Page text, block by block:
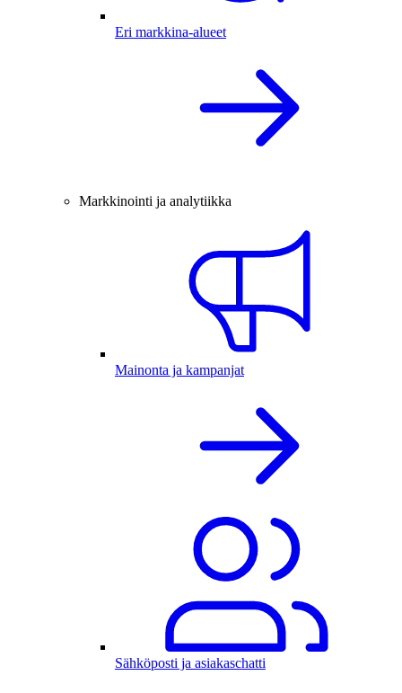
Eri markkina-alueet
Markkinointi ja analytiikka
Mainonta ja kampanjat
Sähköposti ja asiakaschatti